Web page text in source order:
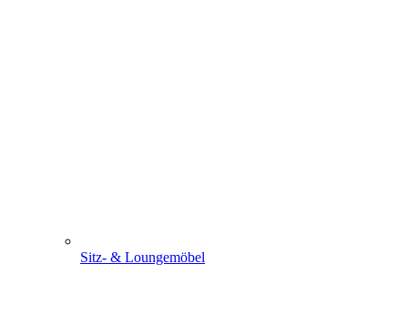
Sitz- & Loungemöbel